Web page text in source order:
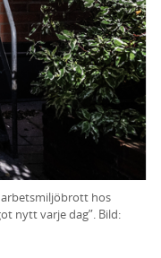
arbetsmiljöbrott hos
nytt varje dag”. Bild: